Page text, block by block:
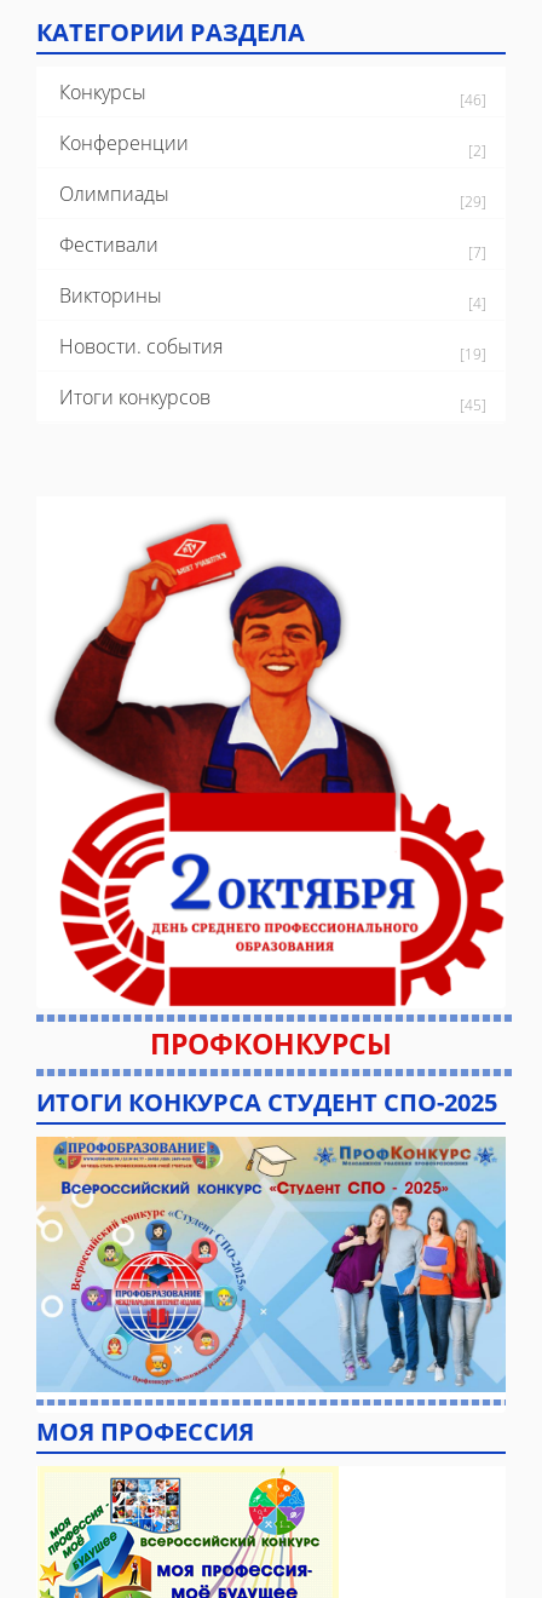
КАТЕГОРИИ РАЗДЕЛА
Конкурсы [46]
Конференции [2]
Олимпиады [29]
Фестивали [7]
Викторины [4]
Новости. события [19]
Итоги конкурсов [45]
ПРОФКОНКУРСЫ
ИТОГИ КОНКУРСА СТУДЕНТ СПО-2025
МОЯ ПРОФЕССИЯ